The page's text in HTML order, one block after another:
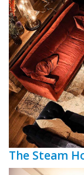
The Steam